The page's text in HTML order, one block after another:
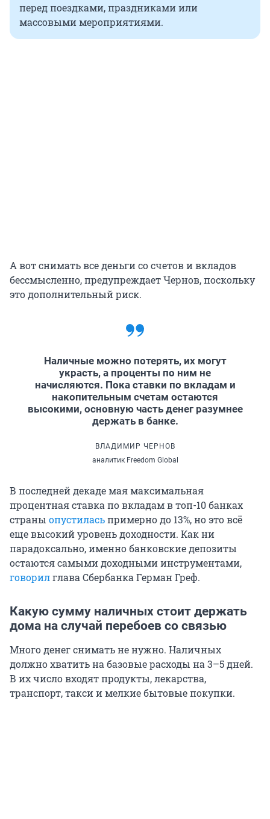
перед поездками, праздниками или
массовыми мероприятиями.
А вот снимать все деньги со счетов и вкладов
бессмысленно, предупреждает Чернов, поскольку
это дополнительный риск.
Наличные можно потерять, их могут
украсть, а проценты по ним не
начисляются. Пока ставки по вкладам и
накопительным счетам остаются
высокими, основную часть денег разумнее
держать в банке.
ВЛАДИМИР ЧЕРНОВ
аналитик Freedom Global
В последней декаде мая максимальная
процентная ставка по вкладам в топ-10 банках
страны опустиласьпримерно до 13%, но это всё
еще высокий уровень доходности. Как ни
парадоксально, именно банковские депозиты
остаются самыми доходными инструментами,
говорилглава Сбербанка Герман Греф.
Какую сумму наличных стоит держать
дома на случай перебоев со связью
Много денег снимать не нужно. Наличных
должно хватить на базовые расходы на 3–5 дней.
В их число входят продукты, лекарства,
транспорт, такси и мелкие бытовые покупки.